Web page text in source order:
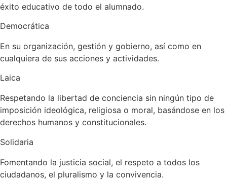
éxito educativo de todo el alumnado.
Democrática
En su organización, gestión y gobierno, así como en
cualquiera de sus acciones y actividades.
Laica
Respetando la libertad de conciencia sin ningún tipo de
imposición ideológica, religiosa o moral, basándose en los
derechos humanos y constitucionales.
Solidaria
Fomentando la justicia social, el respeto a todos los
ciudadanos, el pluralismo y la convivencia.